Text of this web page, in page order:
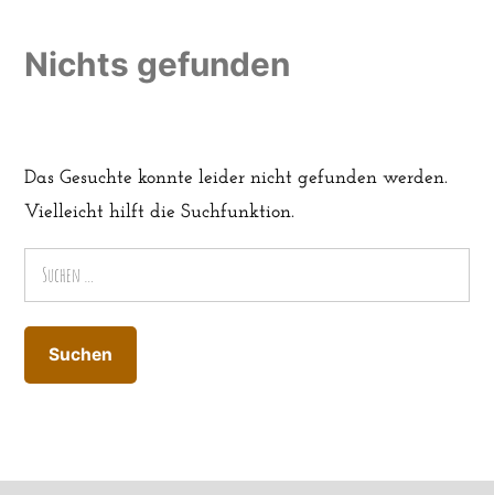
Nichts gefunden
Das Gesuchte konnte leider nicht gefunden werden.
Vielleicht hilft die Suchfunktion.
Suchen
nach: